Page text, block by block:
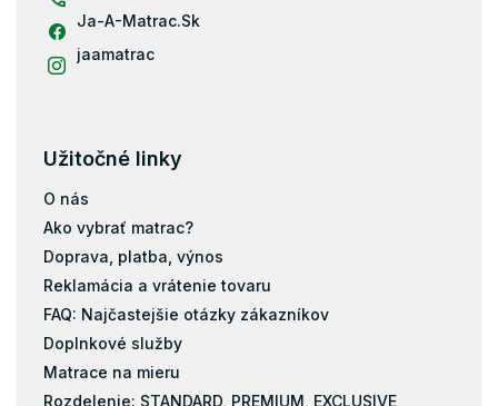
Ja-A-Matrac.Sk
jaamatrac
Užitočné linky
O nás
Ako vybrať matrac?
Doprava, platba, výnos
Reklamácia a vrátenie tovaru
FAQ: Najčastejšie otázky zákazníkov
Doplnkové služby
Matrace na mieru
Rozdelenie: STANDARD, PREMIUM, EXCLUSIVE